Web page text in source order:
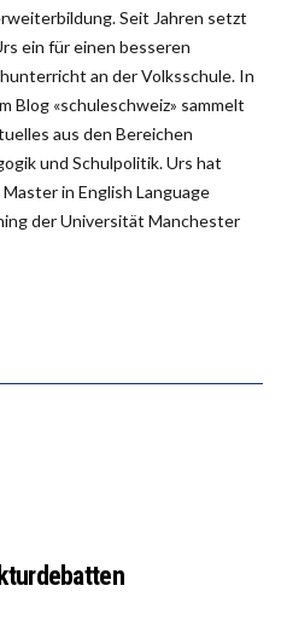
Seit Jahren setzt
ein für einen besseren
an der Volksschule. In
Blog «schuleschweiz» sammelt
aus den Bereichen
und Schulpolitik. Urs hat
in English Language
der Universität Manchester